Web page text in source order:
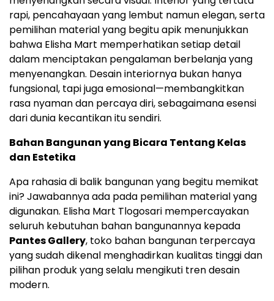
rapi, pencahayaan yang lembut namun elegan, serta
pemilihan material yang begitu apik menunjukkan
bahwa Elisha Mart memperhatikan setiap detail
dalam menciptakan pengalaman berbelanja yang
menyenangkan. Desain interiornya bukan hanya
fungsional, tapi juga emosional—membangkitkan
rasa nyaman dan percaya diri, sebagaimana esensi
dari dunia kecantikan itu sendiri.
Bahan Bangunan yang Bicara Tentang Kelas
dan Estetika
Apa rahasia di balik bangunan yang begitu memikat
ini? Jawabannya ada pada pemilihan material yang
digunakan. Elisha Mart Tlogosari mempercayakan
seluruh kebutuhan bahan bangunannya kepada
Pantes Gallery, toko bahan bangunan terpercaya
yang sudah dikenal menghadirkan kualitas tinggi dan
pilihan produk yang selalu mengikuti tren desain
modern.